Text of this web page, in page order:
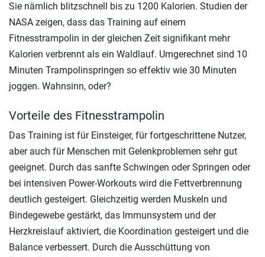
Sie nämlich blitzschnell bis zu 1200 Kalorien. Studien der
NASA zeigen, dass das Training auf einem
Fitnesstrampolin in der gleichen Zeit signifikant mehr
Kalorien verbrennt als ein Waldlauf. Umgerechnet sind 10
Minuten Trampolinspringen so effektiv wie 30 Minuten
joggen. Wahnsinn, oder?
Vorteile des Fitnesstrampolin
Das Training ist für Einsteiger, für fortgeschrittene Nutzer,
aber auch für Menschen mit Gelenkproblemen sehr gut
geeignet. Durch das sanfte Schwingen oder Springen oder
bei intensiven Power-Workouts wird die Fettverbrennung
deutlich gesteigert. Gleichzeitig werden Muskeln und
Bindegewebe gestärkt, das Immunsystem und der
Herzkreislauf aktiviert, die Koordination gesteigert und die
Balance verbessert. Durch die Ausschüttung von